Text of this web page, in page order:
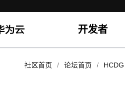
开发者
社区首页 / 论坛首页 / HCDG